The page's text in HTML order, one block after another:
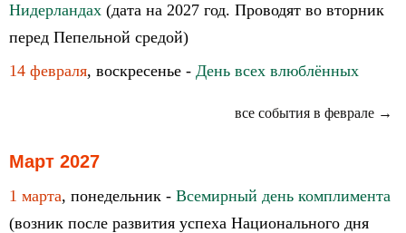
Нидерландах (дата на 2027 год. Проводят во вторник
перед Пепельной средой)
14 февраля, воскресенье - День всех влюблённых
все события в феврале →
Март 2027
1 марта, понедельник - Всемирный день комплимента
(возник после развития успеха Национального дня